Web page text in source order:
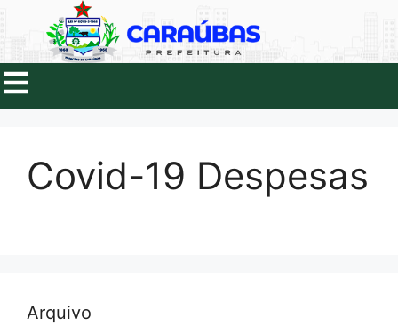
Covid-19 Despesas
Arquivo